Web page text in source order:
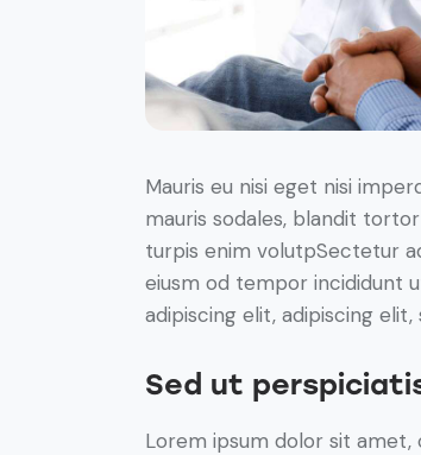
Mauris eu nisi eget nisi
mauris sodales, blandit
turpis enim volutpSectetur
eiusm od tempor incididunt
adipiscing elit, adipiscing elit,
Sed ut
Lorem ipsum dolor sit